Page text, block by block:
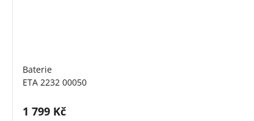
Baterie
ETA 2232 00050
Cena s DPH:
1 799 Kč